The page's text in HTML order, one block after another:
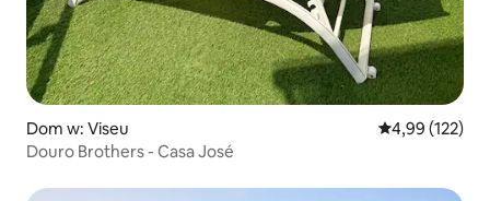
Dom w: Viseu Średnia
4,99 (122)
Douro Brothers - Casa José